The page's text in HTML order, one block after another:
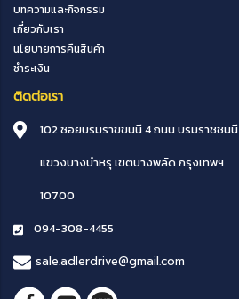
บทความและกิจกรรม
เกี่ยวกับเรา
นโยบายการคืนสินค้า
ชำระเงิน
ติดต่อเรา
102 ซอยบรมราขขนนี 4 ถนน บรมราชชนนี
แขวงบางบำหรุ เขตบางพลัดกรุงเทพฯ
10700
094-308-4455
sale.adlerdrive@gmail.com